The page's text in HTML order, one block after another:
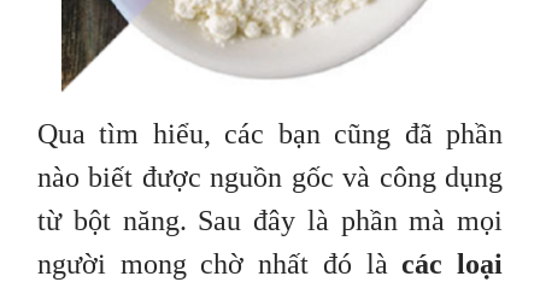
Qua tìm hiểu, các bạn cũng đã phần
nào biết được nguồn gốc và công dụng
từ bột năng. Sau đây là phần mà mọi
người mong chờ nhất đó làcác loại